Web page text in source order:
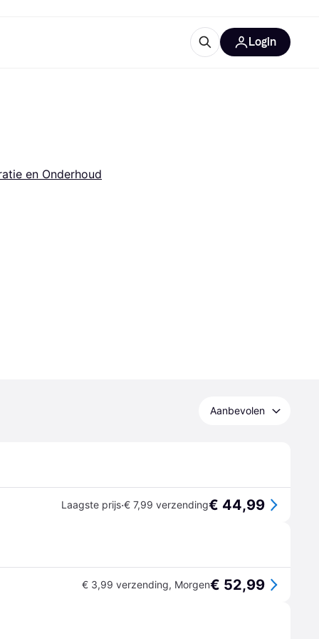
Login
en Onderhoud
Aanbevolen
Laagste prijs·€ 7,99 verzending€ 44,99
€ 3,99 verzending, Morgen€ 52,99